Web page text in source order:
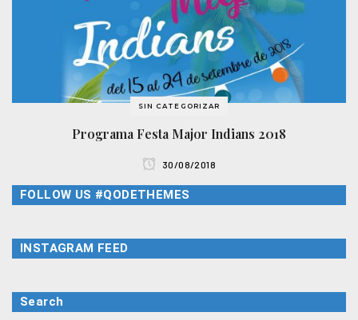
SIN CATEGORIZAR
Programa Festa Major Indians 2018
30/08/2018
FOLLOW US #QODETHEMES
INSTAGRAM FEED
Search